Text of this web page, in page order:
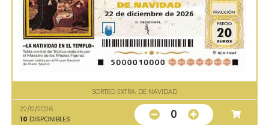
SORTEO EXTRA. DE NAVIDAD
22/12/2026
10 DISPONIBLES 0